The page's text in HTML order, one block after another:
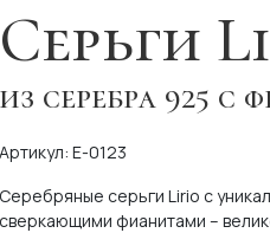
Серьги
из серебра 925 с
Артикул: E-0123
Серебряные серьги Lirio с
сверкающими фианитами –